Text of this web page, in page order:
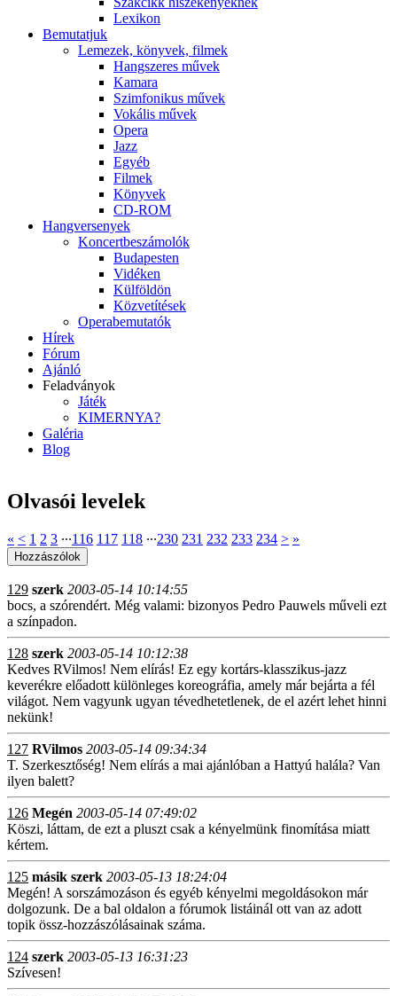
Lexikon
Bemutatjuk
Lemezek, könyvek, filmek
Hangszeres művek
Kamara
Szimfonikus művek
Vokális művek
Opera
Jazz
Egyéb
Filmek
Könyvek
CD-ROM
Hangversenyek
Koncertbeszámolók
Budapesten
Vidéken
Külföldön
Közvetítések
Operabemutatók
Hírek
Fórum
Ajánló
Feladványok
Játék
KIMERNYA?
Galéria
Blog
Olvasói levelek
« < 1 2 3 ∙∙∙116 117 118 ∙∙∙230 231 232 233 234 > »
129 szerk 2003-05-14 10:14:55
bocs, a szórendért. Még valami: bizonyos Pedro Pauwels műveli ezt
a színpadon.
128 szerk 2003-05-14 10:12:38
Kedves RVilmos! Nem elírás! Ez egy kortárs-klasszikus-jazz
keverékre előadott különleges koreográfia, amely már bejárta a fél
világot. Nem vagyunk ugyan tévedhetetlenek, de el azért lehet hinni
nekünk!
127 RVilmos 2003-05-14 09:34:34
T. Szerkesztőség! Nem elírás a mai ajánlóban a Hattyú halála? Van
ilyen balett?
126 Megén 2003-05-14 07:49:02
Köszi, láttam, de ezt a pluszt csak a kényelmünk finomítása miatt
kértem.
125 másik szerk 2003-05-13 18:24:04
Megén! A sorszámozáson és egyéb kényelmi megoldásokon már
dolgozunk. De a bal oldalon a fórumok listáinál ott van az adott
topik össz-hozzászólásainak száma.
124 szerk 2003-05-13 16:31:23
Szívesen!